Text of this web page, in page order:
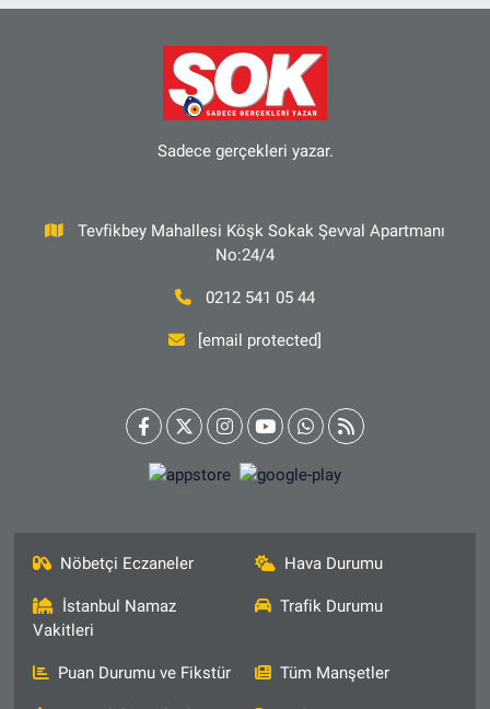
Sadece gerçekleri yazar.
Tevfikbey Mahallesi Köşk Sokak Şevval Apartmanı
No:24/4
0212 541 05 44
[email protected]
Nöbetçi Eczaneler Hava Durumu
İstanbul Namaz
Vakitleri
Trafik Durumu
Puan Durumu ve Fikstür Tüm Manşetler